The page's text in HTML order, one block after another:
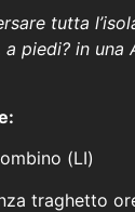
tutta
piedi? in una
(LI)
traghetto